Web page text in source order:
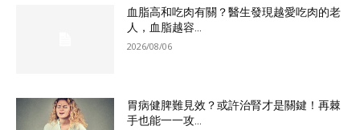
血脂高和吃肉有關？醫生發現越愛吃肉的老
人，血脂越容...
2026/08/06
胃病健脾難見效？或許治腎才是關鍵！再棘
手也能一一攻...